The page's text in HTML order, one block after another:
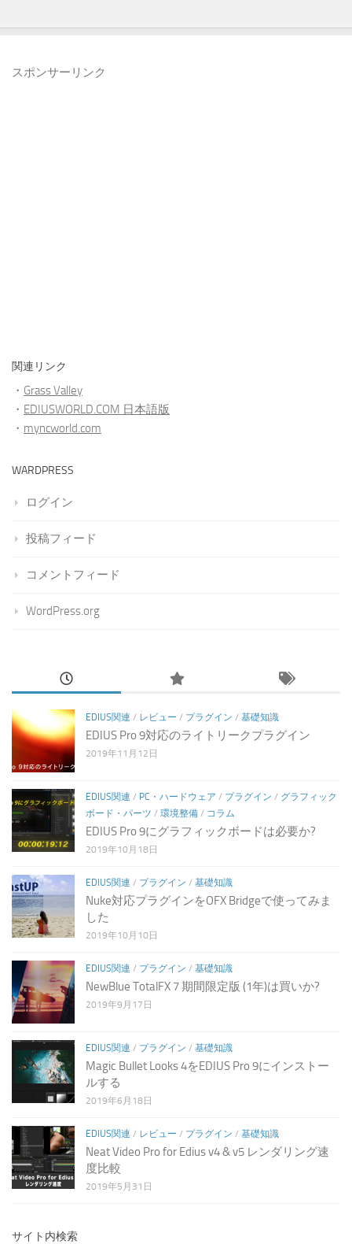
スポンサーリンク
関連リンク
・ Grass Valley
・ EDIUSWORLD.COM 日本語版
・ myncworld.com
WARDPRESS
ログイン
投稿フィード
コメントフィード
WordPress.org
EDIUS関連 / レビュー / プラグイン / 基礎知識
EDIUS Pro 9対応のライトリークプラグイン
2019年11月12日
EDIUS関連 / PC・ハードウェア / プラグイン / グラフィック
ボード・パーツ / 環境整備 / コラム
EDIUS Pro 9にグラフィックボードは必要か?
2019年10月18日
EDIUS関連 / プラグイン / 基礎知識
Nuke対応プラグインをOFX Bridgeで使ってみま
した
2019年10月10日
EDIUS関連 / プラグイン / 基礎知識
NewBlue TotalFX 7 期間限定版 (1年)は買いか?
2019年9月17日
EDIUS関連 / プラグイン / 基礎知識
Magic Bullet Looks 4をEDIUS Pro 9にインストー
ルする
2019年6月18日
EDIUS関連 / レビュー / プラグイン / 基礎知識
Neat Video Pro for Edius v4 & v5 レンダリング速
度比較
2019年5月31日
サイト内検索